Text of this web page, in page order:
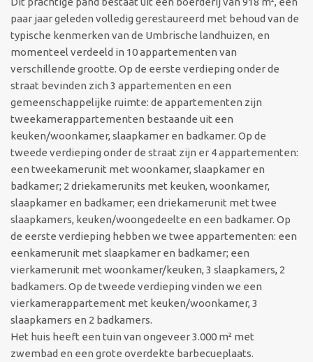
paar jaar geleden volledig gerestaureerd met behoud van de
typische kenmerken van de Umbrische landhuizen, en
momenteel verdeeld in 10 appartementen van
verschillende grootte. Op de eerste verdieping onder de
straat bevinden zich 3 appartementen en een
gemeenschappelijke ruimte: de appartementen zijn
tweekamerappartementen bestaande uit een
keuken/woonkamer, slaapkamer en badkamer. Op de
tweede verdieping onder de straat zijn er 4 appartementen:
een tweekamerunit met woonkamer, slaapkamer en
badkamer; 2 driekamerunits met keuken, woonkamer,
slaapkamer en badkamer; een driekamerunit met twee
slaapkamers, keuken/woongedeelte en een badkamer. Op
de eerste verdieping hebben we twee appartementen: een
eenkamerunit met slaapkamer en badkamer; een
vierkamerunit met woonkamer/keuken, 3 slaapkamers, 2
badkamers. Op de tweede verdieping vinden we een
vierkamerappartement met keuken/woonkamer, 3
slaapkamers en 2 badkamers.
Het huis heeft een tuin van ongeveer 3.000 m² met
zwembad en een grote overdekte barbecueplaats.